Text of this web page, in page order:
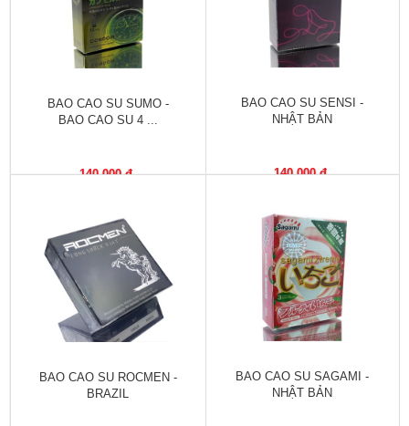
Tiêu
hóa
Cơ
Khớp
Kháng
khuẩn
Tai,
Mũi,
Họng,
Hô
Chống
BAO CAO SU SUMO -
BAO CAO SU 4 ...
140,000 đ
BAO CAO SU SENSI -
NHẬT BẢN
140,000 đ
BAO CAO SU ROCMEN -
BRAZIL
BAO CAO SU SAGAMI -
NHẬT BẢN